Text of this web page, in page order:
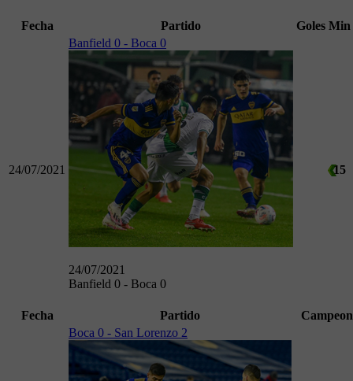
Fecha Partido Goles Min
24/07/2021
Banfield 0 - Boca 0
24/07/2021
Banfield 0 - Boca 0
15
Fecha Partido
Boca 0 - San Lorenzo 2